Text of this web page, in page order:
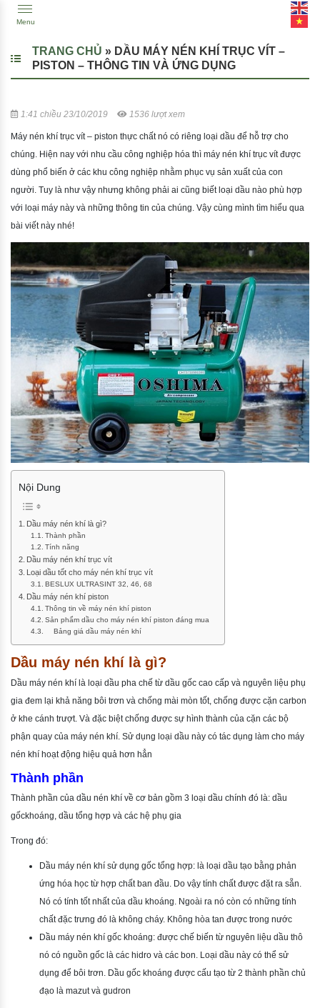
Menu
TRANG CHỦ » DẦU MÁY NÉN KHÍ TRỤC VÍT –
PISTON – THÔNG TIN VÀ ỨNG DỤNG
1:41 chiều 23/10/2019 1536 lượt xem
Máy nén khí trục vít – piston thực chất nó có riêng loại dầu để hỗ trợ cho
chúng. Hiện nay với nhu cầu công nghiệp hóa thì máy nén khí trục vít được
dùng phổ biến ở các khu công nghiệp nhằm phục vụ sản xuất của con
người. Tuy là như vậy nhưng không phải ai cũng biết loại dầu nào phù hợp
với loại máy này và những thông tin của chúng. Vậy cùng mình tìm hiểu qua
bài viết này nhé!
Nội Dung
Dầu máy nén khí là gì?
Thành phần
Tính năng
Dầu máy nén khí trục vít
Loại dầu tốt cho máy nén khí trục vít
BESLUX ULTRASINT 32, 46, 68
Dầu máy nén khí piston
Thông tin về máy nén khí piston
Sản phẩm dầu cho máy nén khí piston đáng mua
Bảng giá dầu máy nén khí
Dầu máy nén khí là gì?
Dầu máy nén khí là loại dầu pha chế từ dầu gốc cao cấp và nguyên liệu phụ
gia đem lại khả năng bôi trơn và chống mài mòn tốt, chống được cặn carbon
ở khe cánh trượt. Và đặc biệt chống được sự hình thành của cặn các bộ
phận quay của máy nén khí. Sử dụng loại dầu này có tác dụng làm cho máy
nén khí hoạt động hiệu quả hơn hẳn
Thành phần
Thành phần của dầu nén khí về cơ bản gồm 3 loại dầu chính đó là: dầu
gốckhoáng, dầu tổng hợp và các hệ phụ gia
Trong đó:
Dầu máy nén khí sử dụng gốc tổng hợp: là loại dầu tạo bằng phản
ứng hóa học từ hợp chất ban đầu. Do vậy tính chất được đặt ra sẵn.
Nó có tính tốt nhất của dầu khoáng. Ngoài ra nó còn có những tính
chất đặc trưng đó là không cháy. Không hòa tan được trong nước
Dầu máy nén khí gốc khoáng: được chế biến từ nguyên liệu dầu thô
nó có nguồn gốc là các hidro và các bon. Loại dầu này có thể sử
dụng để bôi trơn. Dầu gốc khoáng được cấu tạo từ 2 thành phần chủ
đạo là mazut và gudron